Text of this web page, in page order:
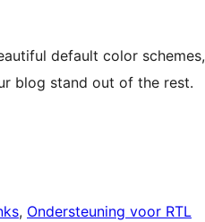
default color schemes,
blog stand out of the rest.
, Ondersteuning voor RTL